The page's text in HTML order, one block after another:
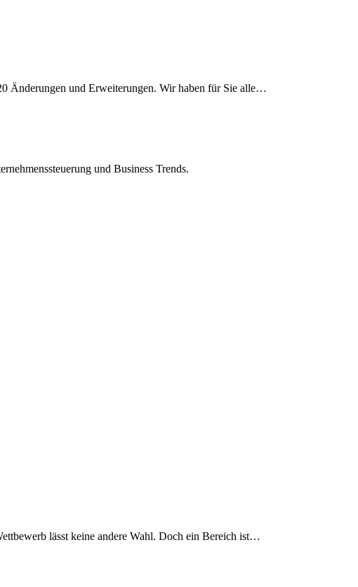
Änderungen und Erweiterungen. Wir haben für Sie alle…
und Business Trends.
lässt keine andere Wahl. Doch ein Bereich ist…